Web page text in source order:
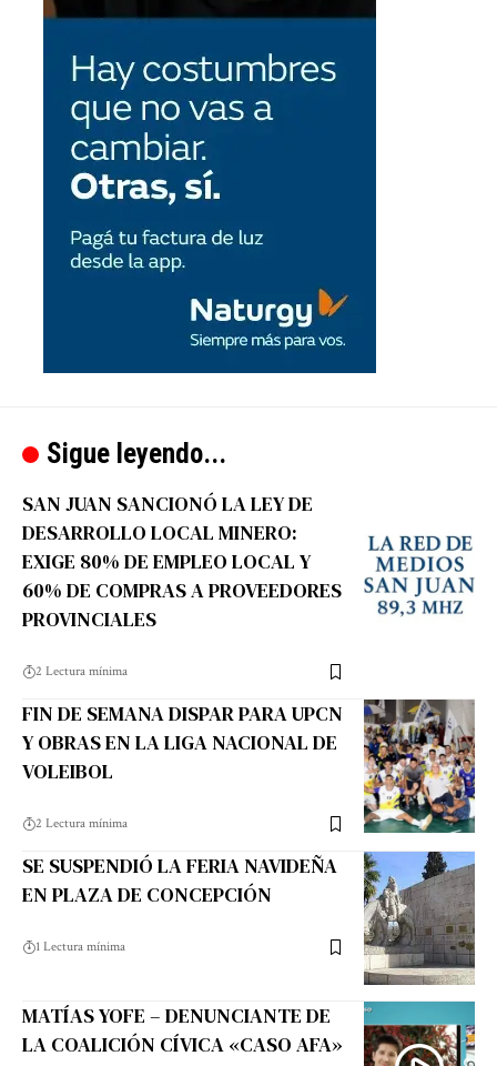
Sigue leyendo...
SAN JUAN SANCIONÓ LA LEY DE
DESARROLLO LOCAL MINERO:
EXIGE 80% DE EMPLEO LOCAL Y
60% DE COMPRAS A PROVEEDORES
PROVINCIALES
2 Lectura mínima
FIN DE SEMANA DISPAR PARA UPCN
Y OBRAS EN LA LIGA NACIONAL DE
VOLEIBOL
2 Lectura mínima
SE SUSPENDIÓ LA FERIA NAVIDEÑA
EN PLAZA DE CONCEPCIÓN
1 Lectura mínima
MATÍAS YOFE – DENUNCIANTE DE
LA COALICIÓN CÍVICA «CASO AFA»